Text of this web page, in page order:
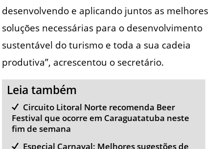
desenvolvendo e aplicando juntos as melhores
soluções necessárias para o desenvolvimento
sustentável do turismo e toda a sua cadeia
produtiva”, acrescentou o secretário.
Leia também
Circuito Litoral Norte recomenda Beer
Festival que ocorre em Caraguatatuba neste
fim de semana
Especial Carnaval: Melhores sugestões de